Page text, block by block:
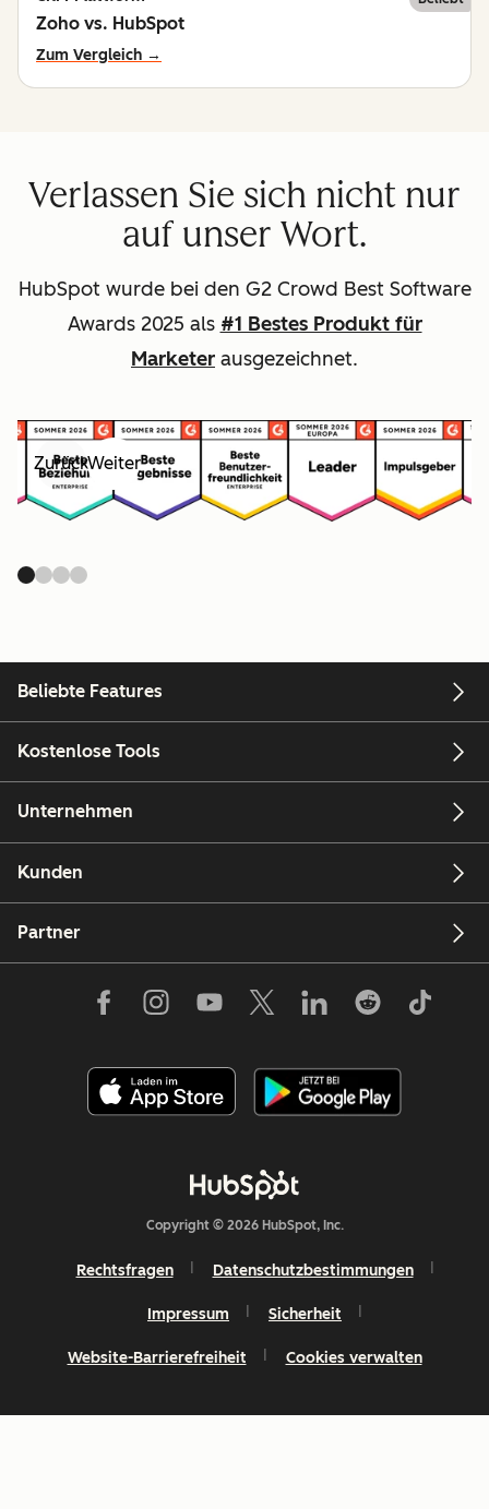
Zoho vs. HubSpot
Zum Vergleich →
Verlassen Sie sich nicht nur
auf unser Wort.
HubSpot wurde bei den G2 Crowd Best Software
Awards 2025 als #1 Bestes Produkt für
Marketer ausgezeichnet.
ZurückWeiter
Beliebte Features
Kostenlose Tools
Unternehmen
Kunden
Partner
Copyright © 2026 HubSpot, Inc.
Rechtsfragen Datenschutzbestimmungen
Impressum Sicherheit
Website-Barrierefreiheit Cookies verwalten